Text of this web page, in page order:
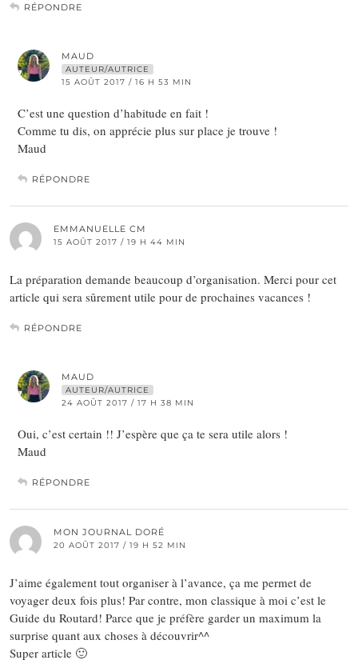
RÉPONDRE
MAUD
AUTEUR/AUTRICE
15 AOÛT 2017 / 16 H 53 MIN
C’est une question d’habitude en fait !
Comme tu dis, on apprécie plus sur place je trouve !
Maud
RÉPONDRE
EMMANUELLE CM
15 AOÛT 2017 / 19 H 44 MIN
La préparation demande beaucoup d’organisation. Merci pour cet
article qui sera sûrement utile pour de prochaines vacances !
RÉPONDRE
MAUD
AUTEUR/AUTRICE
24 AOÛT 2017 / 17 H 38 MIN
Oui, c’est certain !! J’espère que ça te sera utile alors !
Maud
RÉPONDRE
MON JOURNAL DORÉ
20 AOÛT 2017 / 19 H 52 MIN
J’aime également tout organiser à l’avance, ça me permet de
voyager deux fois plus! Par contre, mon classique à moi c’est le
Guide du Routard! Parce que je préfère garder un maximum la
surprise quant aux choses à découvrir^^
Super article 🙂